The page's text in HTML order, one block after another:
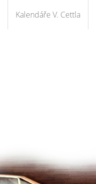
Kalendáře V. Cettla